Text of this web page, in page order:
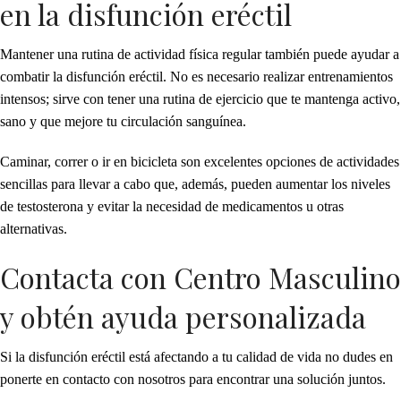
en la disfunción eréctil
Mantener una rutina de actividad física regular también puede ayudar a
combatir la disfunción eréctil. No es necesario realizar entrenamientos
intensos; sirve con tener una rutina de ejercicio que te mantenga activo,
sano y que mejore tu circulación sanguínea.
Caminar, correr o ir en bicicleta son excelentes opciones de actividades
sencillas para llevar a cabo que, además, pueden aumentar los niveles
de testosterona y evitar la necesidad de medicamentos u otras
alternativas.
Contacta con Centro Masculino
y obtén ayuda personalizada
Si la disfunción eréctil está afectando a tu calidad de vida no dudes en
ponerte en contacto con nosotros para encontrar una solución juntos.